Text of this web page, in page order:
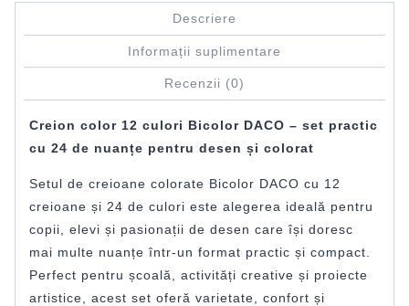
Descriere
Informații suplimentare
Recenzii (0)
Creion color 12 culori Bicolor DACO – set practic
cu 24 de nuanțe pentru desen și colorat
Setul de creioane colorate Bicolor DACO cu 12
creioane și 24 de culori este alegerea ideală pentru
copii, elevi și pasionații de desen care își doresc
mai multe nuanțe într-un format practic și compact.
Perfect pentru școală, activități creative și proiecte
artistice, acest set oferă varietate, confort și